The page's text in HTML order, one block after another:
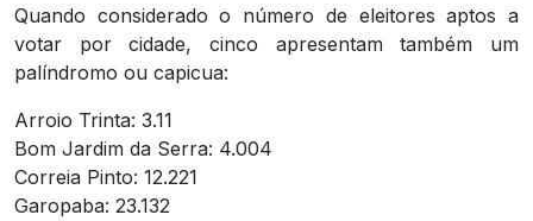
Quando considerado o número de eleitores aptos a
votar por cidade, cinco apresentam também um
palíndromo ou capicua:
Arroio Trinta: 3.11
Bom Jardim da Serra: 4.004
Correia Pinto: 12.221
Garopaba: 23.132